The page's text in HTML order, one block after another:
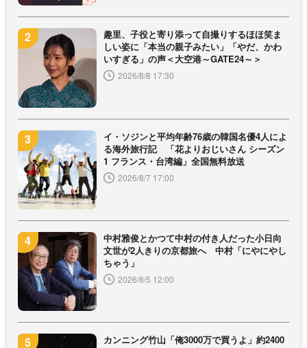
趣里、子役と寄り添って自撮りするほほ笑ま
しい姿に「本当の親子みたい」「やだ、かわ
いすぎる」の声＜大空港～GATE24～＞
2026/8/8 17:30
イ・ソジンと平均年齢76歳の韓国名優4人によ
る海外旅行記 「花よりおじいさん シーズン
1 フランス・台湾編」全国無料放送
2026/8/7 17:00
中村雅俊とかつて中村の付き人だった小日向
文世が2人きりの京都旅へ 中村「にやにやし
ちゃう」
2026/8/5 12:00
カンニング竹山「俺3000万で買うよ」約2400